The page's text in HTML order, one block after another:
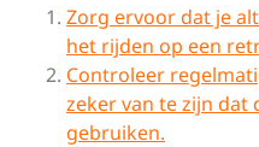
Zorg ervoor dat je
het rijden op een
Controleer
zeker van te zijn dat
gebruiken.